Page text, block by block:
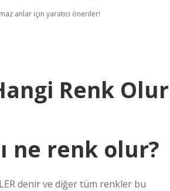
anlar için yaratıcı öneriler!
Renk Olur
ne renk olur?
denir ve diğer tüm renkler bu